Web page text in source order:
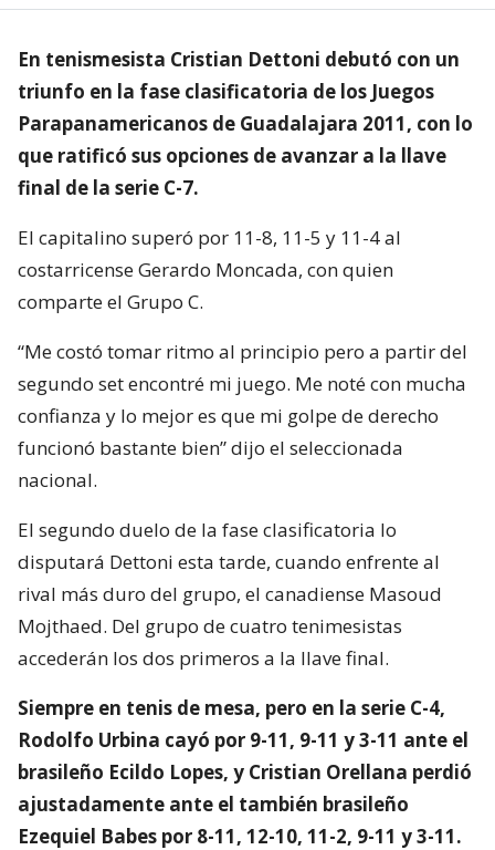
En tenismesista Cristian Dettoni debutó con un
triunfo en la fase clasificatoria de los Juegos
Parapanamericanos de Guadalajara 2011, con lo
que ratificó sus opciones de avanzar a la llave
final de la serie C-7.
El capitalino superó por 11-8, 11-5 y 11-4 al
costarricense Gerardo Moncada, con quien
comparte el Grupo C.
“Me costó tomar ritmo al principio pero a partir del
segundo set encontré mi juego. Me noté con mucha
confianza y lo mejor es que mi golpe de derecho
funcionó bastante bien” dijo el seleccionada
nacional.
El segundo duelo de la fase clasificatoria lo
disputará Dettoni esta tarde, cuando enfrente al
rival más duro del grupo, el canadiense Masoud
Mojthaed. Del grupo de cuatro tenimesistas
accederán los dos primeros a la llave final.
Siempre en tenis de mesa, pero en la serie C-4,
Rodolfo Urbina cayó por 9-11, 9-11 y 3-11 ante el
brasileño Ecildo Lopes, y Cristian Orellana perdió
ajustadamente ante el también brasileño
Ezequiel Babes por 8-11, 12-10, 11-2, 9-11 y 3-11.